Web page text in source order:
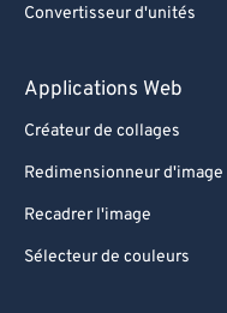
Convertisseur d'unités
Applications Web
Créateur de collages
Redimensionneur d'image
Recadrer l'image
Sélecteur de couleurs